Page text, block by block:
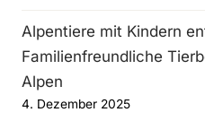
Alpentiere mit Kindern
Familienfreundliche
Alpen
4. Dezember 2025